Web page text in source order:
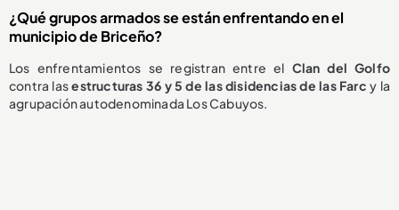
¿Qué grupos armados se están enfrentando en el
municipio de Briceño?
Los enfrentamientos se registran entre el Clan del Golfo
contra lasestructuras 36 y 5 de las disidencias de las Farc y la
agrupación autodenominada Los Cabuyos.